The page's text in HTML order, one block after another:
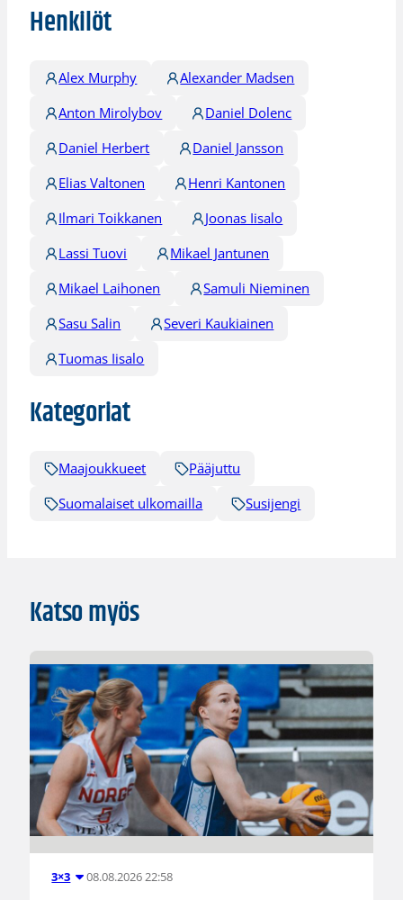
Henkilöt
Alex Murphy
Alexander Madsen
Anton Mirolybov
Daniel Dolenc
Daniel Herbert
Daniel Jansson
Elias Valtonen
Henri Kantonen
Ilmari Toikkanen
Joonas Iisalo
Lassi Tuovi
Mikael Jantunen
Mikael Laihonen
Samuli Nieminen
Sasu Salin
Severi Kaukiainen
Tuomas Iisalo
Kategoriat
Maajoukkueet
Pääjuttu
Suomalaiset ulkomailla
Susijengi
Katso myös
3×3 08.08.2026 22:58